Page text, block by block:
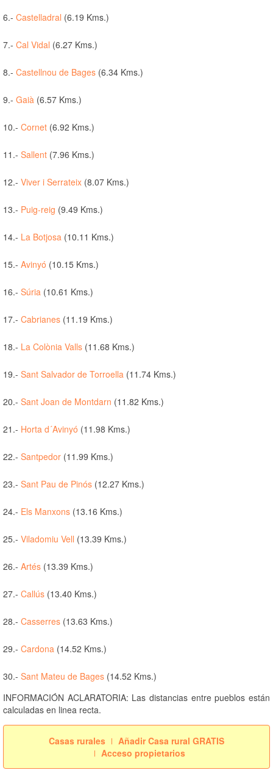
6.- Castelladral (6.19 Kms.)
7.- Cal Vidal (6.27 Kms.)
8.- Castellnou de Bages (6.34 Kms.)
9.- Gaià (6.57 Kms.)
10.- Cornet (6.92 Kms.)
11.- Sallent (7.96 Kms.)
12.- Viver i Serrateix (8.07 Kms.)
13.- Puig-reig (9.49 Kms.)
14.- La Botjosa (10.11 Kms.)
15.- Avinyó (10.15 Kms.)
16.- Súria (10.61 Kms.)
17.- Cabrianes (11.19 Kms.)
18.- La Colònia Valls (11.68 Kms.)
19.- Sant Salvador de Torroella (11.74 Kms.)
20.- Sant Joan de Montdarn (11.82 Kms.)
21.- Horta d´Avinyó (11.98 Kms.)
22.- Santpedor (11.99 Kms.)
23.- Sant Pau de Pinós (12.27 Kms.)
24.- Els Manxons (13.16 Kms.)
25.- Viladomiu Vell (13.39 Kms.)
26.- Artés (13.39 Kms.)
27.- Callús (13.40 Kms.)
28.- Casserres (13.63 Kms.)
29.- Cardona (14.52 Kms.)
30.- Sant Mateu de Bages (14.52 Kms.)
INFORMACIÓN ACLARATORIA: Las distancias entre pueblos están
calculadas en linea recta.
Casas rurales
Añadir Casa rural GRATIS
Acceso propietarios